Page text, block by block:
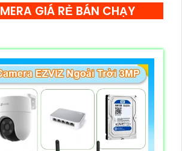
GIÁ RẺ BÁN CHẠY